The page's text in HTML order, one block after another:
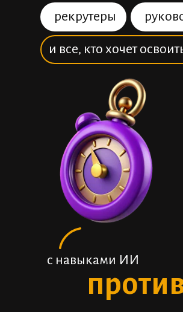
с навыками ИИ
рекрутеры
и все, кто хочет